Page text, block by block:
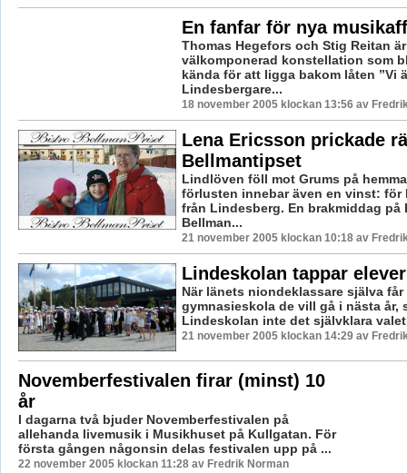
En fanfar för nya
Thomas Hegefors och Stig Reitan
välkomponerad konstellation som
kända för att ligga bakom låten ”Vi
Lindesbergare...
18 november 2005 klockan 13:56 av
Lena Ericsson prickade
Bellmantipset
Lindlöven föll mot Grums på
förlusten innebar även en vinst: för
från Lindesberg. En brakmiddag på
Bellman...
21 november 2005 klockan 10:18 av
Lindeskolan tappar elever
När länets niondeklassare själva
gymnasieskola de vill gå i nästa år,
Lindeskolan inte det självklara
21 november 2005 klockan 14:29 av
Novemberfestivalen firar (minst) 10
år
I dagarna två bjuder Novemberfestivalen på
allehanda livemusik i Musikhuset på Kullgatan. För
första gången någonsin delas festivalen upp på ...
22 november 2005 klockan 11:28 av Fredrik Norman